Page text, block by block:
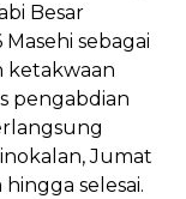
Besar
sebagai
ketakwaan
pengabdian
Jumat
selesai.